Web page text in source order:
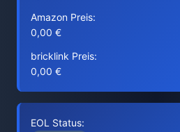
Amazon Preis:
0,00 €
bricklink Preis:
0,00 €
EOL Status: